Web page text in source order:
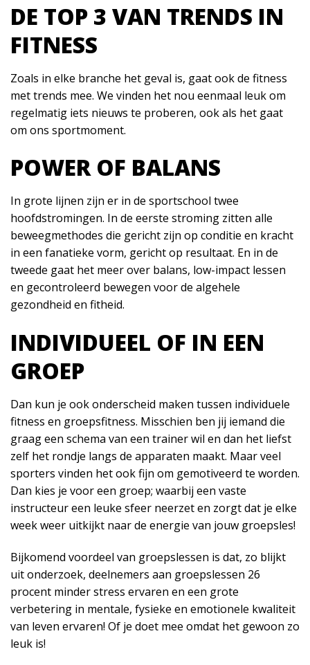
DE TOP 3 VAN TRENDS IN
FITNESS
Zoals in elke branche het geval is, gaat ook de fitness
met trends mee. We vinden het nou eenmaal leuk om
regelmatig iets nieuws te proberen, ook als het gaat
om ons sportmoment.
POWER OF BALANS
In grote lijnen zijn er in de sportschool twee
hoofdstromingen. In de eerste stroming zitten alle
beweegmethodes die gericht zijn op conditie en kracht
in een fanatieke vorm, gericht op resultaat. En in de
tweede gaat het meer over balans, low-impact lessen
en gecontroleerd bewegen voor de algehele
gezondheid en fitheid.
INDIVIDUEEL OF IN EEN
GROEP
Dan kun je ook onderscheid maken tussen individuele
fitness en groepsfitness. Misschien ben jij iemand die
graag een schema van een trainer wil en dan het liefst
zelf het rondje langs de apparaten maakt. Maar veel
sporters vinden het ook fijn om gemotiveerd te worden.
Dan kies je voor een groep; waarbij een vaste
instructeur een leuke sfeer neerzet en zorgt dat je elke
week weer uitkijkt naar de energie van jouw groepsles!
Bijkomend voordeel van groepslessen is dat, zo blijkt
uit onderzoek, deelnemers aan groepslessen 26
procent minder stress ervaren en een grote
verbetering in mentale, fysieke en emotionele kwaliteit
van leven ervaren! Of je doet mee omdat het gewoon zo
leuk is!